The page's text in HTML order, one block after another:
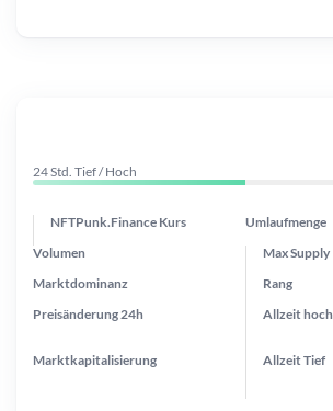
24 Std. Tief / Hoch
NFTPunk.Finance Kurs Umlaufmenge
Preisänderung 24h
Max Supply
Marktdominanz
Marktkapitalisierung
Volumen
Rang
Allzeithoch
AllzeitTief